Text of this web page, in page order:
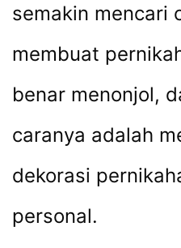
semakin mencari
membuat
benar menonjol,
caranya adalah
dekorasi
personal.